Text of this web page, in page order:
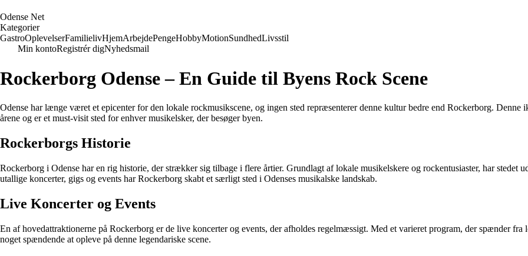
Odense Net
Kategorier
GastroOplevelserFamilielivHjemArbejdePengeHobbyMotionSundhedLivsstil
Min kontoRegistrér digNyhedsmail
Rockerborg Odense – En Guide til Byens Rock Scene
Odense har længe været et epicenter for den lokale rockmusikscene, og ingen sted repræsenterer denne kultur bedre end Rockerborg. Denne
årene og er et must-visit sted for enhver musikelsker, der besøger byen.
Rockerborgs Historie
Rockerborg i Odense har en rig historie, der strækker sig tilbage i flere årtier. Grundlagt af lokale musikelskere og rockentusiaster, har stedet
utallige koncerter, gigs og events har Rockerborg skabt et særligt sted i Odenses musikalske landskab.
Live Koncerter og Events
En af hovedattraktionerne på Rockerborg er de live koncerter og events, der afholdes regelmæssigt. Med et varieret program, der spænder
noget spændende at opleve på denne legendariske scene.